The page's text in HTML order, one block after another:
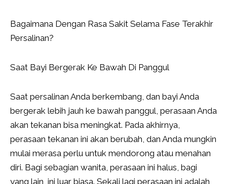
Bagaimana Dengan Rasa Sakit Selama Fase Terakhir
Persalinan?
Saat Bayi Bergerak Ke Bawah Di Panggul
Saat persalinan Anda berkembang, dan bayi Anda
bergerak lebih jauh ke bawah panggul, perasaan Anda
akan tekanan bisa meningkat. Pada akhirnya,
perasaan tekanan ini akan berubah, dan Anda mungkin
mulai merasa perlu untuk mendorong atau menahan
diri. Bagi sebagian wanita, perasaan ini halus, bagi
yang lain, ini luar biasa. Sekali lagi perasaan ini adalah